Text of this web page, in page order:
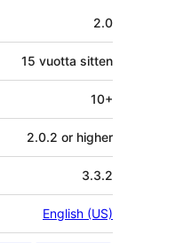
2.0
15 vuotta sitten
10+
2.0.2 or higher
3.3.2
English (US)